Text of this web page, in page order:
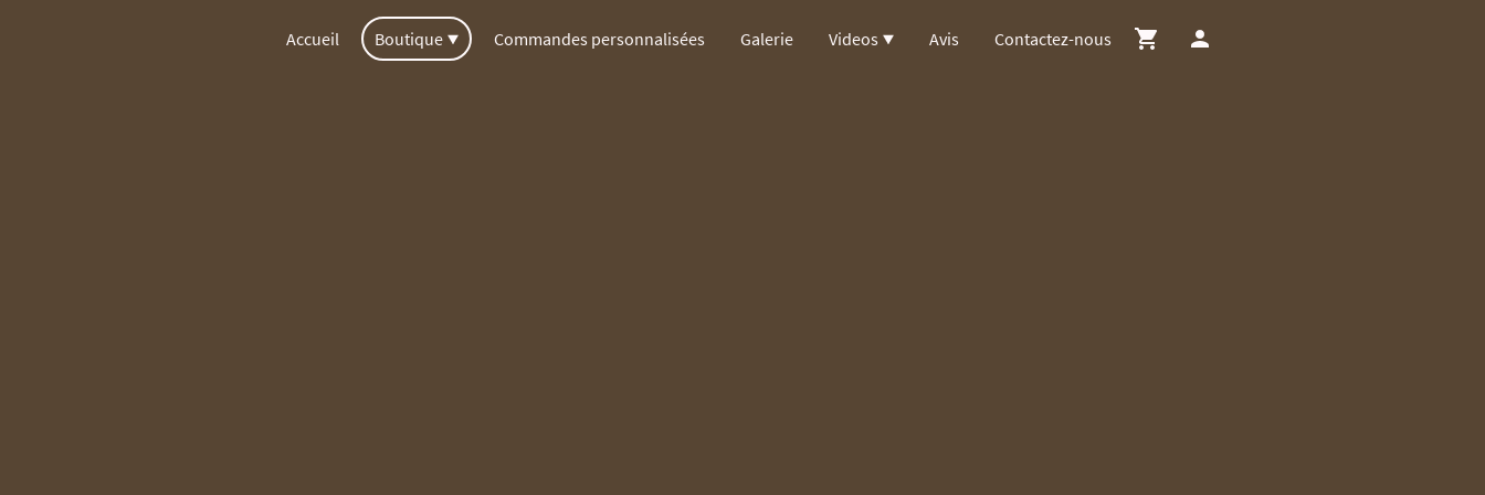
Accueil Boutique Commandes personnalisées Galerie Videos Avis Contactez-nous